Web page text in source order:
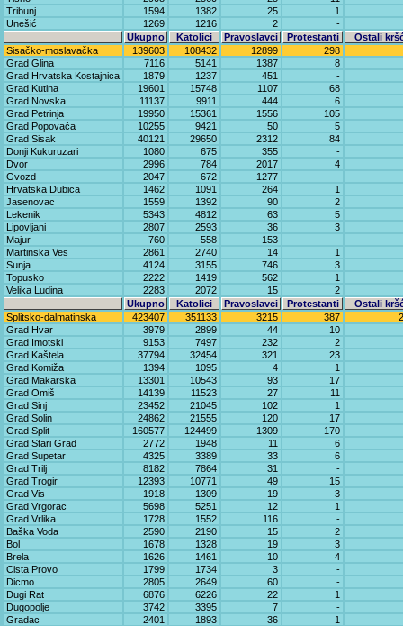
Tribunj
1594 1382 25
1
Unešić
1269 1216 2
-
Ukupno
Katolici Pravoslavci Protestanti
Ostali
Sisačko-moslavačka
139603 108432 12899
298
Grad Glina
7116 5141 1387
8
Grad Hrvatska Kostajnica
1879 1237 451
-
Grad Kutina
19601 15748 1107
68
Grad Novska
11137 9911 444
6
Grad Petrinja
19950 15361 1556
105
Grad Popovača
10255 9421 50
5
Grad Sisak
40121 29650 2312
84
Donji Kukuruzari
1080 675 355
-
Dvor
2996 784 2017
4
Gvozd
2047 672 1277
-
Hrvatska Dubica
1462 1091 264
1
Jasenovac
1559 1392 90
2
Lekenik
5343 4812 63
5
Lipovljani
2807 2593 36
3
Majur
760 558 153
-
Martinska Ves
2861 2740 14
1
Sunja
4124 3155 746
3
Topusko
2222 1419 562
1
Velika Ludina
2283 2072 15
2
Ukupno
Katolici Pravoslavci Protestanti
Ostali
Splitsko-dalmatinska
423407 351133 3215 387
Grad Hvar
3979 2899 44
10
Grad Imotski
9153 7497 232
2
Grad Kaštela
37794 32454 321
23
Grad Komiža
1394 1095 4
1
Grad Makarska
13301 10543 93
17
Grad Omiš
14139 11523 27
11
Grad Sinj
23452 21045 102
1
Grad Solin
24862 21555 120
17
Grad Split
160577 124499 1309
170
Grad Stari Grad
2772 1948 11
6
Grad Supetar
4325 3389 33
6
Grad Trilj
8182 7864 31
-
Grad Trogir
12393 10771 49
15
Grad Vis
1918 1309 19
3
Grad Vrgorac
5698 5251 12
1
Grad Vrlika
1728 1552 116
-
Baška Voda
2590 2190 15
2
Bol
1678 1328 19
3
Brela
1626 1461 10
4
Cista Provo
1799 1734 3
-
Dicmo
2805 2649 60
-
Dugi Rat
6876 6226 22
1
Dugopolje
3742 3395 7
-
Gradac
2401 1893 36
1